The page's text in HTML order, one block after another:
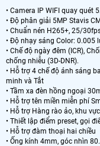
• Camera IP WIFI quay quét
• Độ phân giải 5MP Stavis
• Chuẩn nén H265+, 25/
• Độ nhạy sáng Color: 0.005
• Chế độ ngày đêm (ICR),
chống nhiễu (3D-DNR).
• Hỗ trợ 4 chế độ ánh sáng
minh và Tắt
• Tầm xa đèn hồng ngoại
• Hỗ trợ tên miền miễn phí
• Hỗ trợ Hàng rào ảo, khu
• Thiết lập điểm preset, gọi
• Hỗ trợ đàm thoại hai chiều
• Ống kính 4mm, góc nhìn